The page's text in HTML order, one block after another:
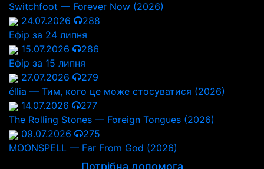
Switchfoot — Forever Now (2026)
24.07.2026
288
Ефір за 24 липня
15.07.2026
286
Ефір за 15 липня
27.07.2026
279
éllia — Тим, кого це може стосуватися (2026)
14.07.2026
277
The Rolling Stones — Foreign Tongues (2026)
09.07.2026
275
MOONSPELL — Far From God (2026)
Потрібна допомога